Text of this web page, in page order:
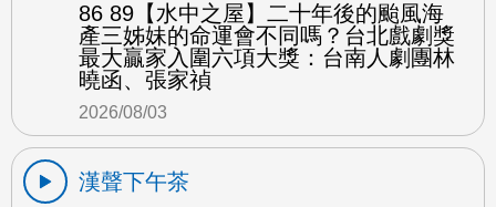
86 89【水中之屋】二十年後的颱風海
產三姊妹的命運會不同嗎？台北戲劇獎
最大贏家入圍六項大獎：台南人劇團林
曉函、張家禎
2026/08/03
漢聲下午茶